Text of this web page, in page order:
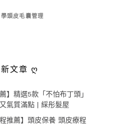
頭皮毛囊管理
新文章 ღ
】精選5款「不怕布丁頭」
氣質滿點 | 綵彤髮屋
推薦】頭皮保養 頭皮療程